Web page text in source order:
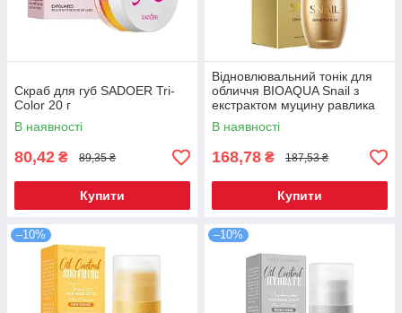
Скраб для губ SADOER Tri-
Color 20 г
В наявності
80,42 ₴ 89,35 ₴
Купити
Відновлювальний тонік для
обличчя BIOAQUA Snail з
екстрактом муцину равлика
130 мл (BQY50288)
В наявності
168,78 ₴ 187,53 ₴
Купити
–10% –10%